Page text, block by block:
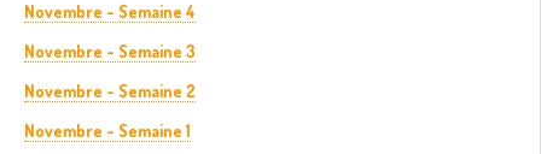
Novembre - Semaine 4
Novembre - Semaine 3
Novembre - Semaine 2
Novembre - Semaine 1